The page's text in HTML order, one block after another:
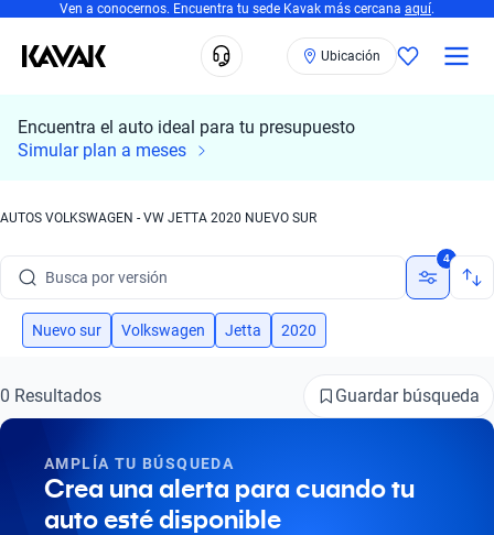
Ven a conocernos. Encuentra tu sede Kavak más cercana aquí.
Ubicación
Encuentra el auto ideal para tu presupuesto
Simular plan a meses
AUTOS VOLKSWAGEN - VW JETTA 2020 NUEVO SUR
Busca por marca
Busca por año
Busca por marca
Busca por año
4
Nuevo sur Volkswagen Jetta 2020
0 Resultados Guardar búsqueda
AMPLÍA TU BÚSQUEDA
Crea una alerta para cuando tu
auto esté disponible